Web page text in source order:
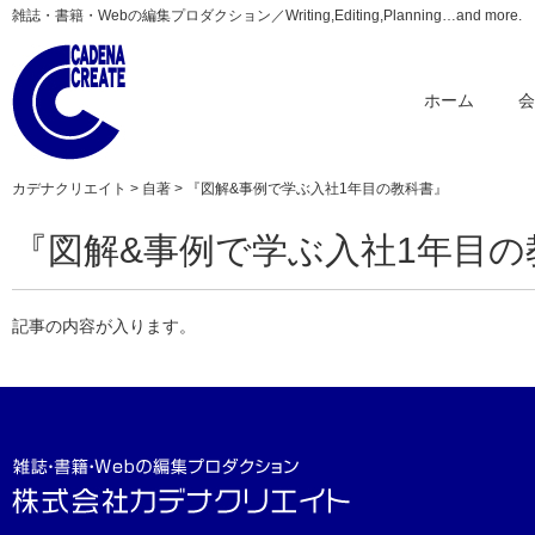
雑誌・書籍・Webの編集プロダクション／Writing,Editing,Planning…and more.
ホーム
カデナクリエイト > 自著 > 『図解&事例で学ぶ入社1年目の教科書』
『図解&事例で学ぶ入社1年目
記事の内容が入ります。